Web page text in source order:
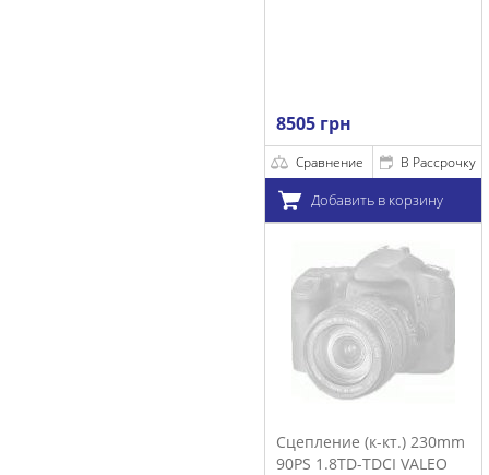
8505 грн
Сравнение В Рассрочку
Добавить в корзину
Сцепление (к-кт.) 230mm
90PS 1.8TD-TDCI VALEO